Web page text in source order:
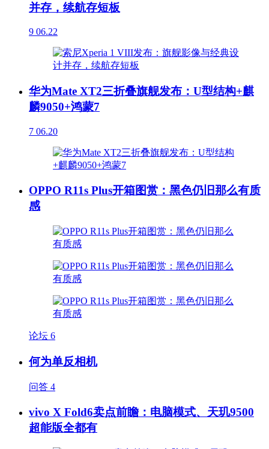
并存，续航存短板
9 06.22
华为Mate XT2三折叠旗舰发布：U型结构+麒
麟9050+鸿蒙7
7 06.20
OPPO R11s Plus开箱图赏：黑色仍旧那么有质
感
论坛 6
何为单反相机
问答 4
vivo X Fold6卖点前瞻：电脑模式、天玑9500
超能版全都有